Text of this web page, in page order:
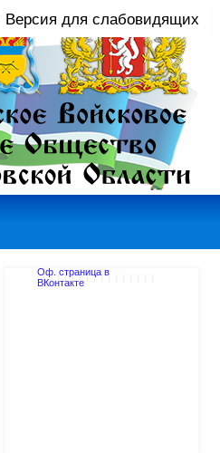
Версия для слабовидящих
Оф. страница в
ВКонтакте